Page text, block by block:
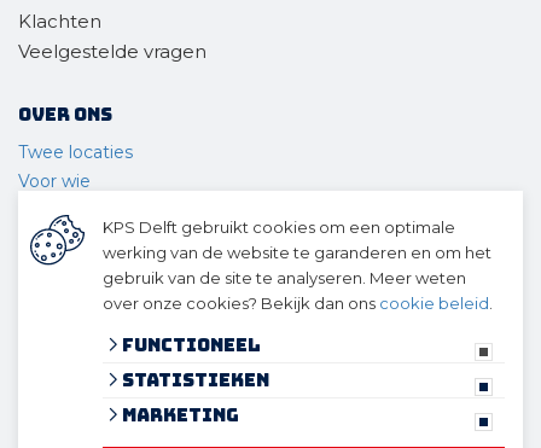
Klachten
Veelgestelde vragen
Over ons
Twee locaties
Voor wie
Ons team
Geschiedenis
© 2026 KPS Delft
algemene voorwaarden
KPS Delft gebruikt cookies om een optimale
werking van de website te garanderen en om het
gebruik van de site te analyseren. Meer weten
over onze cookies? Bekijk dan ons cookie beleid
Functioneel
Statistieken
Marketing